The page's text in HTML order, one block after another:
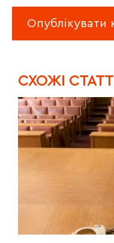
CХОЖІ СТАТТІ